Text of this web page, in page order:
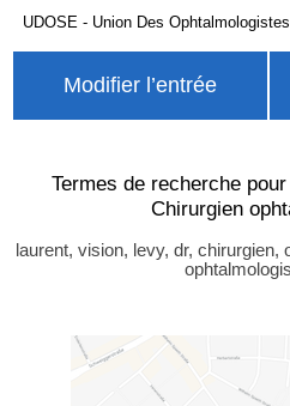
UDOSE - Union Des
Modifier l’entrée
Termes de recherche
Chirurgien
laurent, vision, levy, dr, chirurgien,